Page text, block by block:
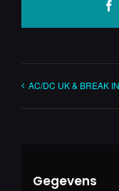
AC/DC UK & BREAK
Gegevens